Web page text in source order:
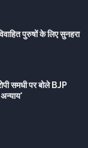
पुरुषों के लिए सुनहरा
समधी पर बोले BJP